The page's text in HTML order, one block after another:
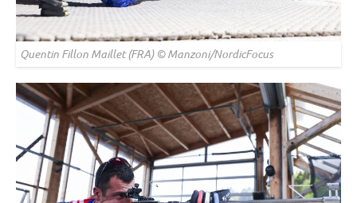
Quentin Fillon Maillet (FRA) © Manzoni/NordicFocus